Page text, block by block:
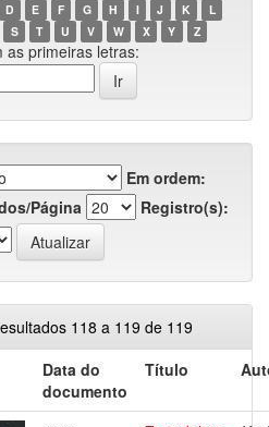
D E F G H I J K
L
S T U V W X Y Z
as primeiras letras:
Em ordem:
Página
Registro(s):
118 a 119 de 119
Data do
documento
Título